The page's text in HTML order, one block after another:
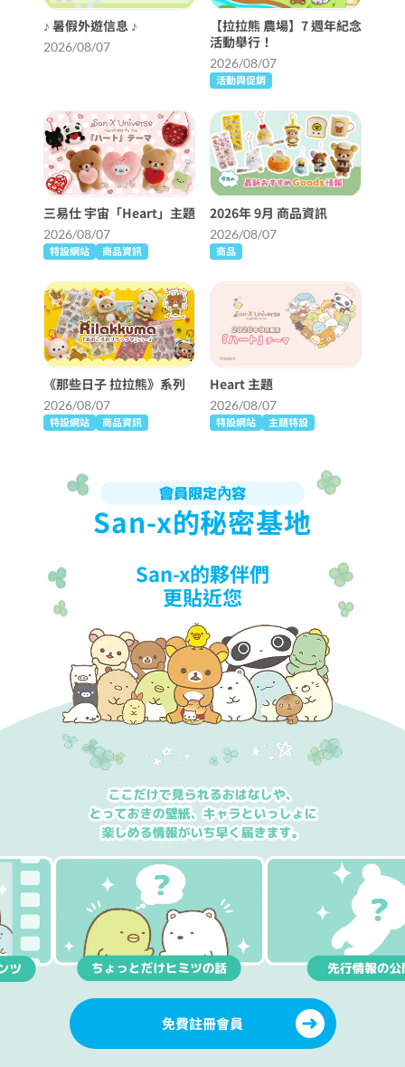
♪ 暑假外遊信息 ♪
2026/08/07
【拉拉熊 農場】7 週年紀念
活動舉行！
2026/08/07
活動與促銷
三易仕 宇宙「Heart」主題
2026/08/07
特設網站 商品資訊
2026年 9月 商品資訊
2026/08/07
商品
《那些日子 拉拉熊》系列
2026/08/07
特設網站 商品資訊
Heart 主題
2026/08/07
特設網站 主題特設
會員限定內容
San-x的秘密基地
San-x的夥伴們
更貼近您
免費註冊會員